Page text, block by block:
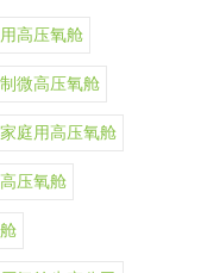
高压氧舱
微高压氧舱
家庭用高压氧舱
压氧舱